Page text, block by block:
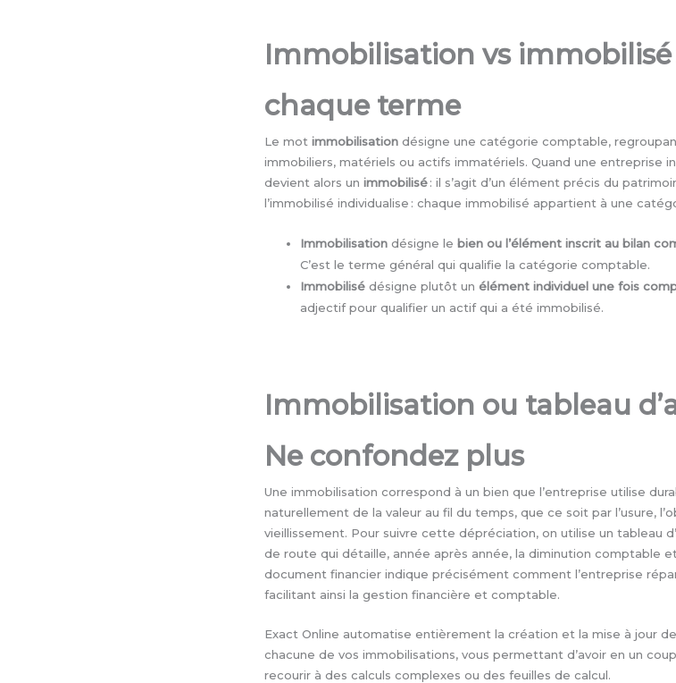
Immobilisation vs
chaque terme
Le motimmobilisation désigne une catégorie comptable,
immobiliers, matériels ou actifs immatériels. Quand une entreprise
devient alors unimmobilisé: il s’agit d’un élément précis du
l’immobilisé individualise : chaque immobilisé appartient à une
Immobilisation désigne lebien ou l’élément inscrit au bilan
C’est le terme général qui qualifie la catégorie comptable.
Immobilisé désigne plutôt un élément individuel une fois
adjectif pour qualifier un actif qui a été immobilisé.
Immobilisation ou tableau
Ne confondez plus
Une immobilisation correspond à un bien que l’entreprise utilise
naturellement de la valeur au fil du temps, que ce soit par l’usure,
vieillissement. Pour suivre cette dépréciation, on utilise un tableau
de route qui détaille, année après année, la diminution comptable
document financier indique précisément comment l’entreprise
facilitant ainsi la gestion financière et comptable.
Exact Online automatise entièrement la création et la mise à jour
chacune de vos immobilisations, vous permettant d’avoir en un
recourir à des calculs complexes ou des feuilles de calcul.